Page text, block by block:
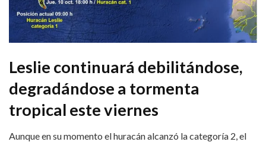
Leslie continuará debilitándose,
degradándose a tormenta
tropical este viernes
Aunque en su momento el huracán alcanzó la categoría 2, el